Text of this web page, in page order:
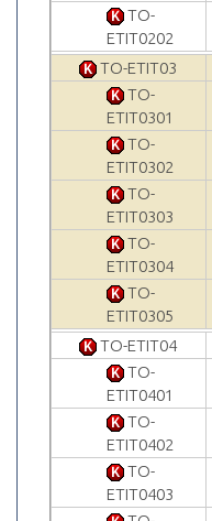
TO-
ETIT0202
TO-ETIT03
TO-
ETIT0301
TO-
ETIT0302
TO-
ETIT0303
TO-
ETIT0304
TO-
ETIT0305
TO-ETIT04
TO-
ETIT0401
TO-
ETIT0402
TO-
ETIT0403